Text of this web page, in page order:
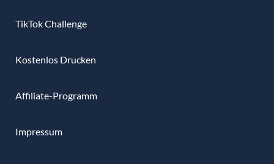
TikTok Challenge
Kostenlos Drucken
Affiliate-Programm
Impressum